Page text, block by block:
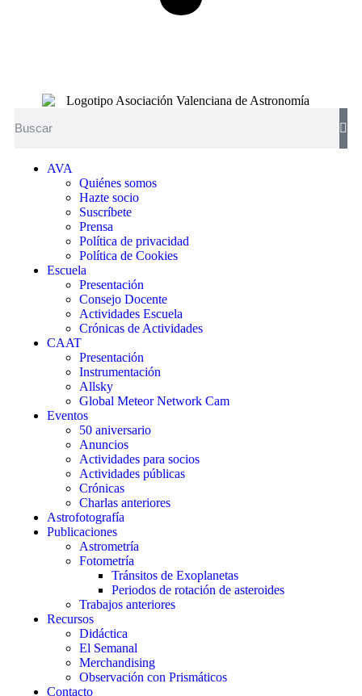
AVA
Quiénes somos
Hazte socio
Suscríbete
Prensa
Política de privacidad
Política de Cookies
Escuela
Presentación
Consejo Docente
Actividades Escuela
Crónicas de Actividades
CAAT
Presentación
Instrumentación
Allsky
Global Meteor Network Cam
Eventos
50 aniversario
Anuncios
Actividades para socios
Actividades públicas
Crónicas
Charlas anteriores
Astrofotografía
Publicaciones
Astrometría
Fotometría
Tránsitos de Exoplanetas
Periodos de rotación de asteroides
Trabajos anteriores
Recursos
Didáctica
El Semanal
Merchandising
Observación con Prismáticos
Contacto